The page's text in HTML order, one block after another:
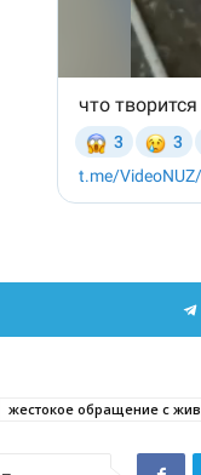
жестокое обращение с